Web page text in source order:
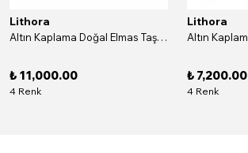
Lithora
Altın Kaplama Doğal Elmas Taşlı Dikdörtgen Gümüş Küpe
₺ 11,000.00
4 Renk
Lithora
₺ 7,200.00
4 Renk